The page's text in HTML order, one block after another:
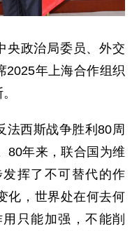
央政治局委员、外交
2025年上海合作组织
法西斯战争胜利80周
80年来，联合国为维
挥了不可替代的作
化，世界处在何去何
只能加强，不能削